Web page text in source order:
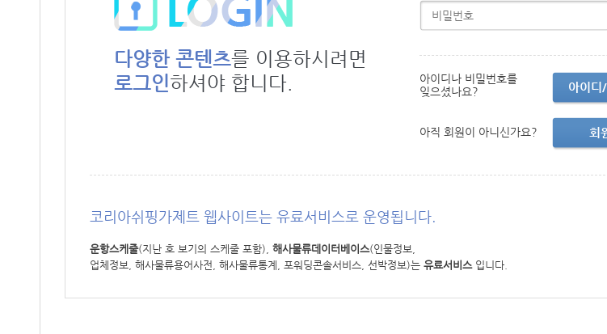
다양한 콘텐츠를 이용하시려면
로그인하셔야 합니다. 아이디
아이디나 비밀번호를
잊으셨나요?
회
아직 회원이 아니신가요?
코리아쉬핑가제트 웹사이트는 유료서비스로 운영됩니다.
운항스케줄(지난 호 보기의 스케줄 포함), 해사물류데이터베이스(인물정보,
업체정보, 해사물류용어사전, 해사물류통계, 포워딩콘솔서비스, 선박정보)는 유료서비스입니다.